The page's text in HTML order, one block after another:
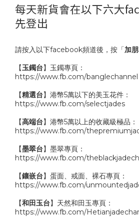
每天新貨會在以下六大
先登出
請按入以下facebook頻道後，按「加
【玉鐲台】玉鐲專頁：
https://www.fb.com/banglechannel
【精選台】港幣5萬以下的美玉花件：
https://www.fb.com/selectjades
【高端台】港幣5萬以上的收藏級極品：
https://www.fb.com/
【墨翠台】墨翠專頁：
https://www.fb.com/
【鑲嵌台】蛋面、戒面、裸石專頁：
https://www.fb.com/
【和田玉台】天然和田玉專頁：
https://www.fb.com/